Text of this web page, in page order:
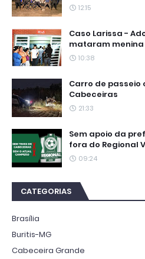
12:15
Caso Larissa -
mataram menina
10:38
Carro de passeio
Cabeceiras
21:33
Sem apoio da
fora do Regional
09:24
CATEGORIAS
Brasília
Buritis-MG
Cabeceira Grande